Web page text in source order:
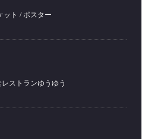
ット / ポスター
レストランゆうゆう